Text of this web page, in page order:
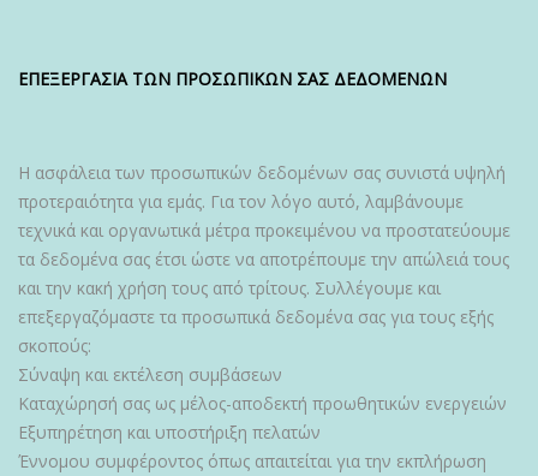
ΕΠΕΞΕΡΓΑΣΙΑ ΤΩΝ ΠΡΟΣΩΠΙΚΩΝ ΣΑΣ ΔΕΔΟΜΕΝΩΝ
Η ασφάλεια των προσωπικών δεδομένων σας συνιστά υψηλή
προτεραιότητα για εμάς. Για τον λόγο αυτό, λαμβάνουμε
τεχνικά και οργανωτικά μέτρα προκειμένου να προστατεύουμε
τα δεδομένα σας έτσι ώστε να αποτρέπουμε την απώλειά τους
και την κακή χρήση τους από τρίτους. Συλλέγουμε και
επεξεργαζόμαστε τα προσωπικά δεδομένα σας για τους εξής
σκοπούς:
Σύναψη και εκτέλεση συμβάσεων
Καταχώρησή σας ως μέλος-αποδεκτή προωθητικών ενεργειών
Εξυπηρέτηση και υποστήριξη πελατών
Έννομου συμφέροντος όπως απαιτείται για την εκπλήρωση